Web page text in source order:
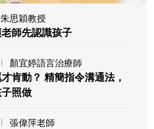
朱思穎教授
師先認識孩子
顏宜婷語言治療師
肯動？ 精簡指令溝通法，
照做
張偉萍老師